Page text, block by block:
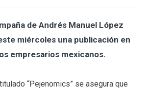
de Andrés Manuel López
miércoles una publicación en
empresarios mexicanos.
“Pejenomics” se asegura que